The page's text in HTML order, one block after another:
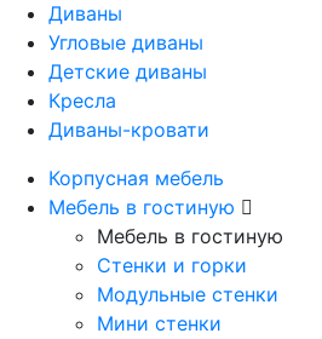
Диваны
Угловые диваны
Детские диваны
Кресла
Диваны-кровати
Корпусная мебель
Мебель в гостиную
Мебель в гостиную
Стенки и горки
Модульные стенки
Мини стенки